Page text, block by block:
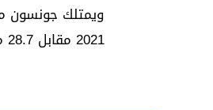
2021 مقابل 28.7 مليون دولار، إلى جانب استثمارات أخرى في مجالات التكنولوجيا والموضة.